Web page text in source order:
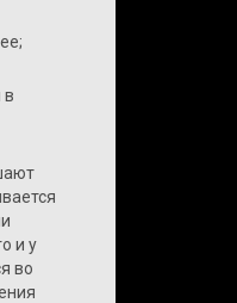
в
и у
во